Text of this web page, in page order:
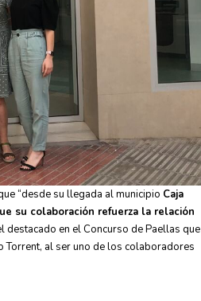
“desde su llegada al municipio Caja
su colaboración refuerza la relación
destacado en el Concurso de Paellas que
Torrent, al ser uno de los colaboradores